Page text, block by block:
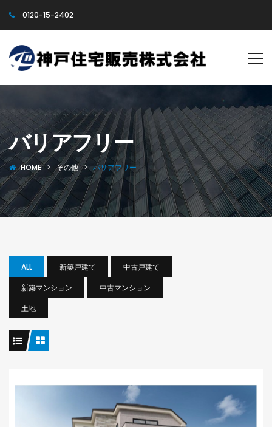
0120-15-2402
バリアフリー
HOME その他 バリアフリー
ALL 新築戸建て
中古戸建て
新築マンション
中古マンション
土地